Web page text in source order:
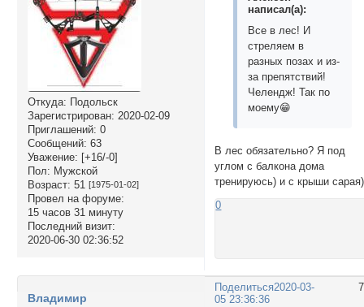
Откуда: Подольск
Зарегистрирован: 2020-02-09
Приглашений: 0
Сообщений: 63
Уважение: [+16/-0]
Пол: Мужской
Возраст: 51 [1975-01-02]
Провел на форуме:
15 часов 31 минуту
Последний визит:
2020-06-30 02:36:52
написал(а):
Все в лес! И
стреляем в
разных позах и из-
за препятствий!
Челендж! Так по
моему😁
В лес обязательно? Я под
углом с балкона дома
тренируюсь) и с крыши сарая)
0
Поделиться2020-03-
05 23:36:36
Владимир